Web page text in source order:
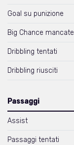
Goal su punizione
Big Chance mancate
Dribbling tentati
Dribbling riusciti
Passaggi
Assist
Passaggi tentati